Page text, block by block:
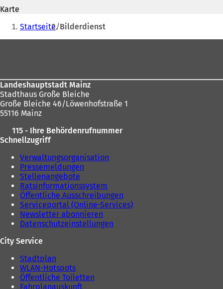
t
i
n
e
n
e
e
n
a
e
m
Karte
Sie
befinden
Startseite Bilderdienst
Landeshauptstadt Mainz
Stadthaus Große Bleiche
Große Bleiche 46/Löwenhofstraße 1
55116 Mainz
115 - Ihre Behördenrufnummer
Schnellzugriff
Verwaltungsorganisation
Pressemeldungen
Stellenangebote
Ratsinformationssystem
Öffentliche Ausschreibungen
Serviceportal (Online-Services)
Newsletter abonnieren
Datenschutzeinstellungen
City Service
Stadtplan
WLAN-Hotspots
Öffentliche Toiletten
Fahrplanauskunft